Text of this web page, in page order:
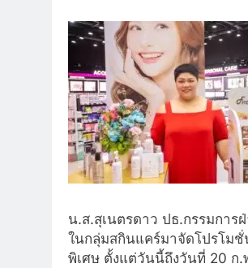
น.ส.สุเนตรดาว ปธ.กรรมการ
ในกลุ่มสกินแคร์มาจัดโปรโมชั่
พิเศษ ตั้งแต่วันนี้ถึงวันที่ 20 ก